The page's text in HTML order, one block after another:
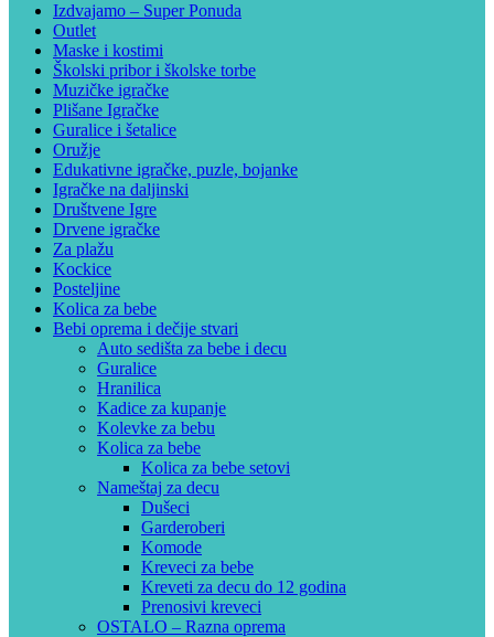
Izdvajamo – Super Ponuda
Outlet
Maske i kostimi
Školski pribor i školske torbe
Muzičke igračke
Plišane Igračke
Guralice i šetalice
Oružje
Edukativne igračke, puzle, bojanke
Igračke na daljinski
Društvene Igre
Drvene igračke
Za plažu
Kockice
Posteljine
Kolica za bebe
Bebi oprema i dečije stvari
Auto sedišta za bebe i decu
Guralice
Hranilica
Kadice za kupanje
Kolevke za bebu
Kolica za bebe
Kolica za bebe setovi
Nameštaj za decu
Dušeci
Garderoberi
Komode
Kreveci za bebe
Kreveti za decu do 12 godina
Prenosivi kreveci
OSTALO – Razna oprema